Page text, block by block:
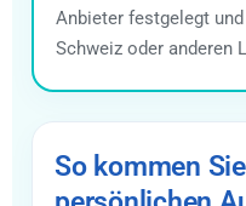
Anbieter festgelegt
Schweiz oder anderen
So kommen